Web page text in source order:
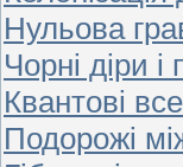
Нульова
Чорні діри
Квантові
Подорожі